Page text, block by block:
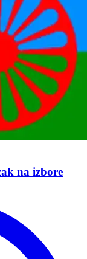
na izbore